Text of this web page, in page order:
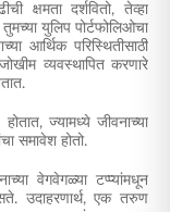
क्षमता दर्शवितो, तेव्हा
युलिप पोर्टफोलिओचा
आर्थिक परिस्थितीसाठी
व्यवस्थापित करणारे
ज्यामध्ये जीवनाच्या
समावेश होतो.
वेगवेगळ्या टप्प्यांमधून
उदाहरणार्थ, एक तरुण